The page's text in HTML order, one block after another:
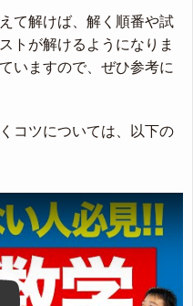
て解けば、解く順番や試
トが解けるようになりま
いますので、ぜひ参考に
コツについては、以下の